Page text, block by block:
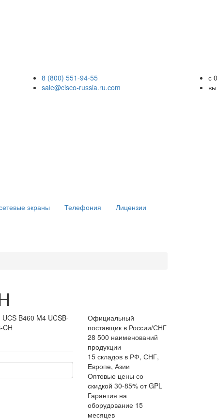
8 (800) 551-94-55
sale@cisco-russia.ru.com
с
экраны Телефония Лицензии
UCS B460 M4 UCSB-
CH
Официальный
поставщик в России/СНГ
28 500 наименований
продукции
15 складов в РФ, СНГ,
Европе, Азии
Оптовые цены со
скидкой 30-85% от GPL
Гарантия на
оборудование 15
месяцев